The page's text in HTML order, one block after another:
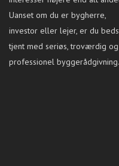
Uanset om du er bygherre,
investor eller lejer, er du
tjent med seriøs, troværdig og
professionel byggerådgivning.